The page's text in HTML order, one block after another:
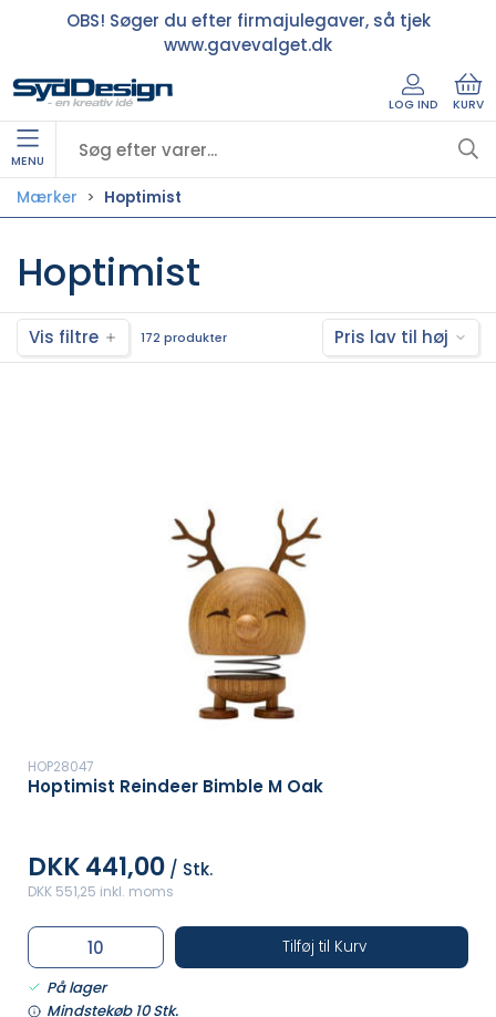
OBS! Søger du efter firmajulegaver, så tjek
www.gavevalget.dk
LOG IND KURV
MENU
Mærker Hoptimist
Hoptimist
Vis filtre 172 produkter Pris lav til høj
HOP28047
Hoptimist Reindeer Bimble M Oak
DKK 441,00 / Stk.
DKK 551,25 inkl. moms
Tilføj til Kurv
På lager
Mindstekøb 10 Stk.